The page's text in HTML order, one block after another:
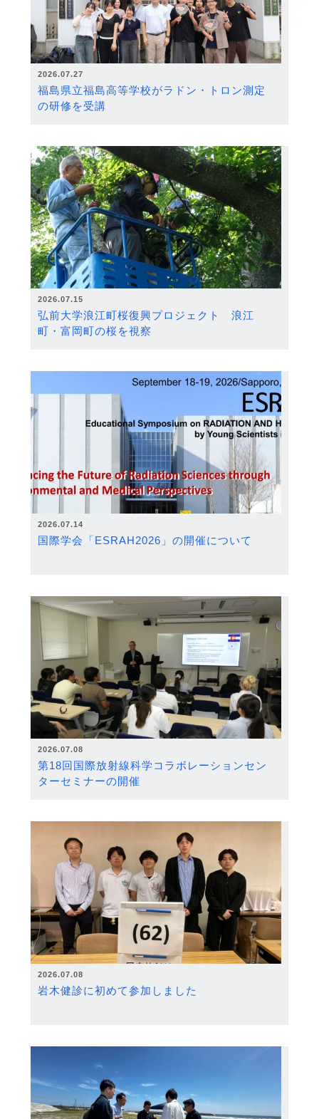
2026.07.27
福島県立福島高等学校がラドン・トロン測定
の研修を受講
2026.07.15
弘前大学浪江町桜復興プロジェクト 浪江
町・富岡町の桜を視察
2026.07.14
国際学会「ESRAH2026」の開催について
2026.07.08
第18回国際放射線科学コラボレーションセン
ターセミナーの開催
2026.07.08
岩木健診に初めて参加しました